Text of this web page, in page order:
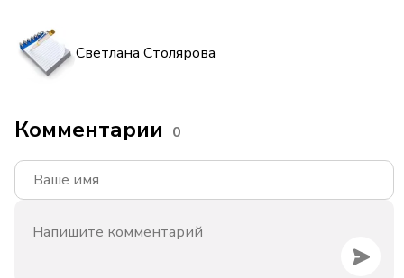
Светлана Столярова
Комментарии 0